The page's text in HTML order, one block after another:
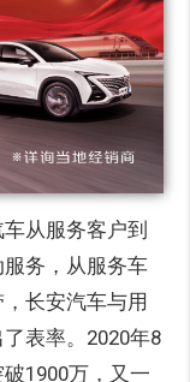
从服务客户到
务，从服务车
长安汽车与用
表率。2020年8
1900万，又一